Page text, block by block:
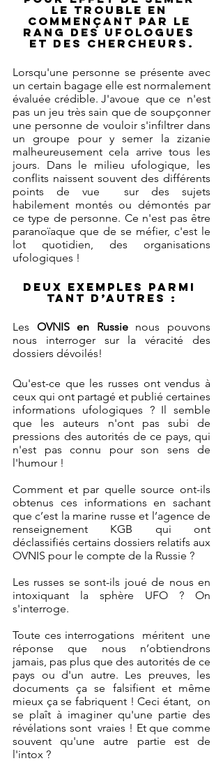
le trouble en
commençant par le
rang des ufologues
et des chercheurs.
Lorsqu'une personne se présente avec
un certain bagage elle est normalement
évaluée crédible. J'avoue  que ce  n'est
pas un jeu très sain que de soupçonner
une personne de vouloir s'infiltrer dans
un groupe pour y semer la zizanie
malheureusement cela arrive tous les
jours. Dans le milieu ufologique, les
conflits naissent souvent des différents
points de vue  sur des sujets
habilement montés ou démontés par
ce type de personne. Ce n'est pas être
paranoïaque que de se méfier, c'est le
lot quotidien, des organisations
ufologiques !
Deux exemples parmi
tant d’autres :
Les OVNIS en Russie nous pouvons
nous interroger sur la véracité des
dossiers dévoilés!
Qu'est-ce que les russes ont vendus à
ceux qui ont partagé et publié certaines
informations ufologiques ? Il semble
que les auteurs n'ont pas subi de
pressions des autorités de ce pays, qui
n'est pas connu pour son sens de
l'humour !
Comment et par quelle source ont-ils
obtenus ces informations en sachant
que c’est la marine russe et l’agence de
renseignement KGB qui ont
déclassifiés certains dossiers relatifs aux
OVNIS pour le compte de la Russie ?
Les russes se sont-ils joué de nous en
intoxiquant la sphère UFO ? On
s'interroge.
Toute ces interrogations  méritent  une
réponse que nous n’obtiendrons
jamais, pas plus que des autorités de ce
pays ou d'un autre. Les preuves, les
documents ça se falsifient et même
mieux ça se fabriquent ! Ceci étant,  on
se plaît à imaginer qu'une partie des
révélations sont  vraies ! Et que comme
souvent qu'une autre partie est de
l'intox ?